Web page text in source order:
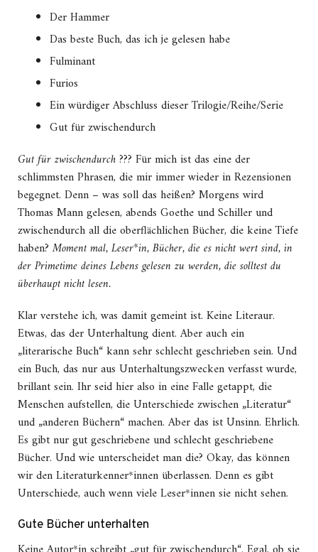
Der Hammer
Das beste Buch, das ich je gelesen habe
Fulminant
Furios
Ein würdiger Abschluss dieser Trilogie/Reihe/Serie
Gut für zwischendurch
Gut für zwischendurch??? Für mich ist das eine der
schlimmsten Phrasen, die mir immer wieder in Rezensionen
begegnet. Denn – was soll das heißen? Morgens wird
Thomas Mann gelesen, abends Goethe und Schiller und
zwischendurch all die oberflächlichen Bücher, die keine Tiefe
haben?Moment mal, Leser*in, Bücher, die es nicht wert sind, in
der Primetime deines Lebens gelesen zu werden, die solltest du
überhaupt nicht lesen.
Klar verstehe ich, was damit gemeint ist. Keine Literaur.
Etwas, das der Unterhaltung dient. Aber auch ein
„literarische Buch“ kann sehr schlecht geschrieben sein. Und
ein Buch, das nur aus Unterhaltungszwecken verfasst wurde,
brillant sein. Ihr seid hier also in eine Falle getappt, die
Menschen aufstellen, die Unterschiede zwischen „Literatur“
und „anderen Büchern“ machen. Aber das ist Unsinn. Ehrlich.
Es gibt nur gut geschriebene und schlecht geschriebene
Bücher. Und wie unterscheidet man die? Okay, das können
wir den Literaturkenner*innen überlassen. Denn es gibt
Unterschiede, auch wenn viele Leser*innen sie nicht sehen.
Gute Bücher unterhalten